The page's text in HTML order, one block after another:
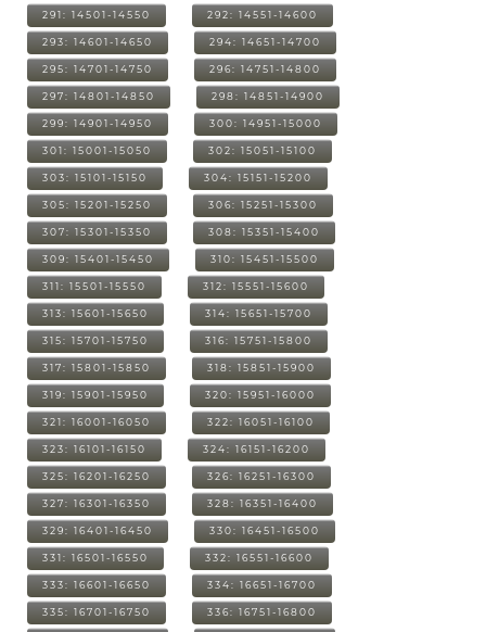
291: 14501-14550 292: 14551-14600
293: 14601-14650 294: 14651-14700
295: 14701-14750 296: 14751-14800
297: 14801-14850 298: 14851-14900
299: 14901-14950 300: 14951-15000
301: 15001-15050 302: 15051-15100
303: 15101-15150 304: 15151-15200
305: 15201-15250 306: 15251-15300
307: 15301-15350 308: 15351-15400
309: 15401-15450 310: 15451-15500
311: 15501-15550 312: 15551-15600
313: 15601-15650 314: 15651-15700
315: 15701-15750 316: 15751-15800
317: 15801-15850 318: 15851-15900
319: 15901-15950 320: 15951-16000
321: 16001-16050 322: 16051-16100
323: 16101-16150 324: 16151-16200
325: 16201-16250 326: 16251-16300
327: 16301-16350 328: 16351-16400
329: 16401-16450 330: 16451-16500
331: 16501-16550 332: 16551-16600
333: 16601-16650 334: 16651-16700
335: 16701-16750 336: 16751-16800